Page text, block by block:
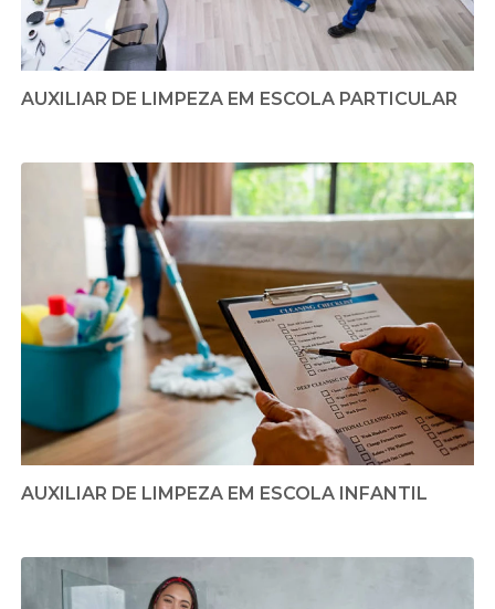
AUXILIAR DE LIMPEZA EM ESCOLA PARTICULAR
AUXILIAR DE LIMPEZA EM ESCOLA INFANTIL